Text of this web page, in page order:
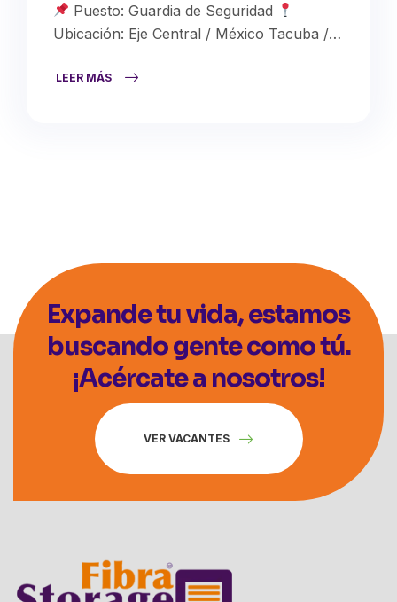
Puesto: Guardia de Seguridad
Ubicación: Eje Central / México Tacuba /
Tipo: Tiempo completo ¡Únete a nuestro
LEER MÁS
Expande tu vida, estamos
buscando gente como tú.
¡Acércate a nosotros!
VER VACANTES